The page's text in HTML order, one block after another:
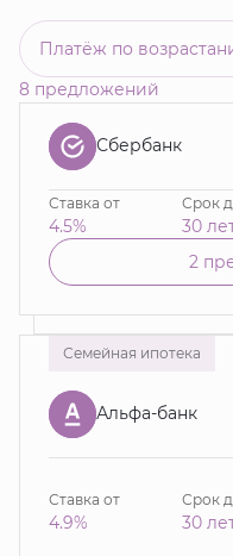
Платёж по
8 предложений
Сбербанк
Ставка от
4.5%
Срок
30
2
Семейная ипотека
Альфа-банк
Ставка от
4.9%
Срок
30